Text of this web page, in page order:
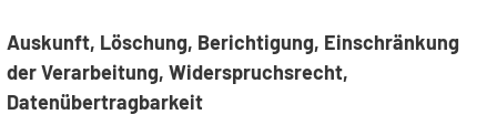
Auskunft, Löschung, Berichtigung, Einschränkung
der Verarbeitung, Widerspruchsrecht,
Datenübertragbarkeit